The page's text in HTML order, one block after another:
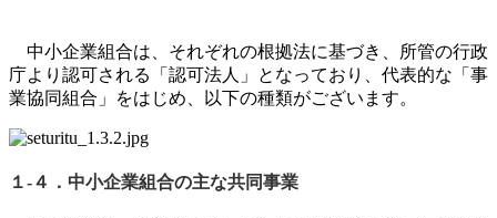
中小企業組合は、それぞれの根拠法に基づき、所管の行政
庁より認可される「認可法人」となっており、代表的な「事
業協同組合」をはじめ、以下の種類がございます。
１-４．中小企業組合の主な共同事業